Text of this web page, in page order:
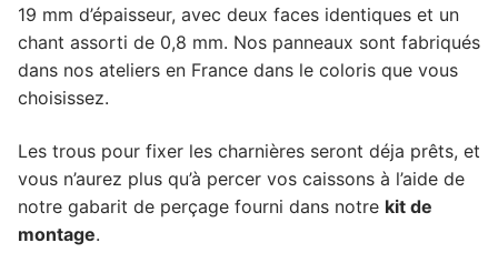
Complément rénovation de cuisine
Façade de tiroir
Complément rénovation de cuisine
Façade de porte
Façade de tiroir
Pour caissons Darty
Façade de porte
Complément rénovation de cuisine
Pour caissons Envia
Façade de tiroir
Complément rénovation de cuisine
Façade de porte
Façade de tiroir
Pour caissons Lapeyre
Façade de porte
Pour caissons Mobalpa
19 mm d’épaisseur, avec deux faces identiques et un
chant assorti de 0,8 mm. Nos panneaux sont fabriqués
dans nos ateliers en France dans le coloris que vous
choisissez.
Les trous pour fixer les charnières seront déja prêts, et
vous n’aurez plus qu’à percer vos caissons à l’aide de
notre gabarit de perçage fourni dans notre kit de
montage.